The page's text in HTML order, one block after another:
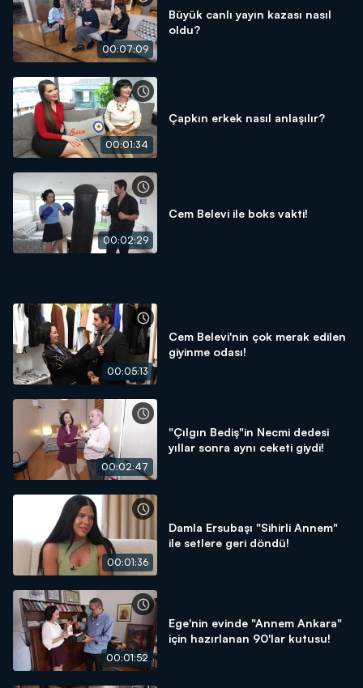
00:07:09
Büyük canlı yayın kazası nasıl
oldu?
00:01:34
Çapkın erkek nasıl anlaşılır?
00:02:29
Cem Belevi ile boks vakti!
00:05:13
Cem Belevi'nin çok merak edilen
giyinme odası!
00:02:47
"Çılgın Bediş"in Necmi dedesi
yıllar sonra aynı ceketi giydi!
00:01:36
Damla Ersubaşı "Sihirli Annem"
ile setlere geri döndü!
00:01:52
Ege'nin evinde "Annem Ankara"
için hazırlanan 90'lar kutusu!